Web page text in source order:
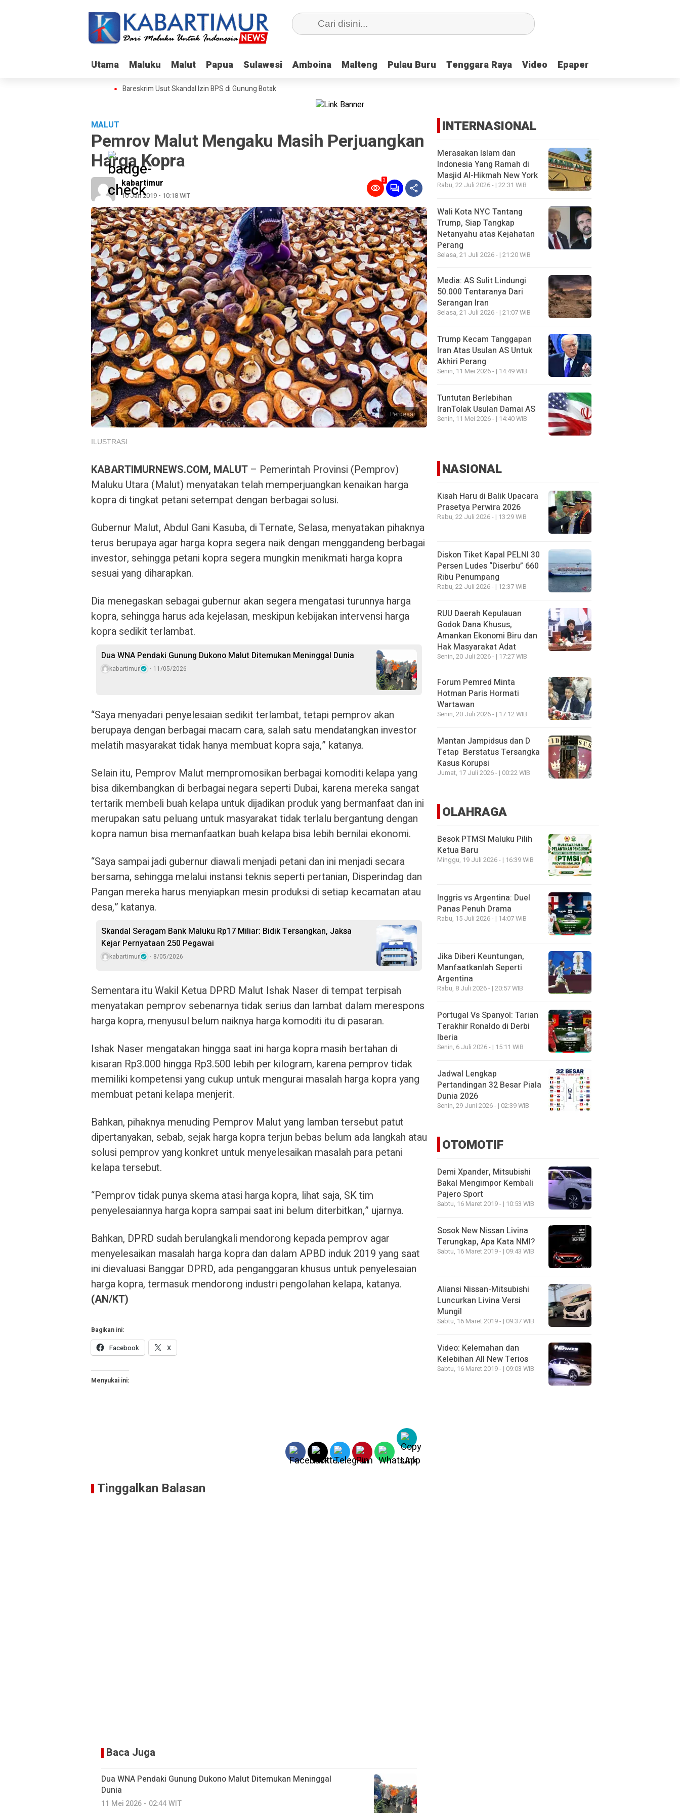
Utama Maluku Malut Papua Sulawesi Amboina Malteng Pulau Buru Tenggara Raya Video Epaper
Utama Maluku Malut Papua Sulawesi Amboina Malteng Pulau Buru Tenggara Raya Video Epaper
Bareskrim Usut Skandal Izin BPS di Gunung Botak
MALUT
Pemrov Malut Mengaku Masih Perjuangkan
Harga Kopra
kabartimur
10 Jan 2019 - 10:18 WIT
3
Perbesar
ILUSTRASI
KABARTIMURNEWS.COM, MALUT – Pemerintah Provinsi (Pemprov)
Maluku Utara (Malut) menyatakan telah memperjuangkan kenaikan harga
kopra di tingkat petani setempat dengan berbagai solusi.
Gubernur Malut, Abdul Gani Kasuba, di Ternate, Selasa, menyatakan pihaknya
terus berupaya agar harga kopra segera naik dengan menggandeng berbagai
investor, sehingga petani kopra segera mungkin menikmati harga kopra
sesuai yang diharapkan.
Dia menegaskan sebagai gubernur akan segera mengatasi turunnya harga
kopra, sehingga harus ada kejelasan, meskipun kebijakan intervensi harga
kopra sedikit terlambat.
Dua WNA Pendaki Gunung Dukono Malut Ditemukan Meninggal Dunia
kabartimur 11/05/2026
“Saya menyadari penyelesaian sedikit terlambat, tetapi pemprov akan
berupaya dengan berbagai macam cara, salah satu mendatangkan investor
melatih masyarakat tidak hanya membuat kopra saja,” katanya.
Selain itu, Pemprov Malut mempromosikan berbagai komoditi kelapa yang
bisa dikembangkan di berbagai negara seperti Dubai, karena mereka sangat
tertarik membeli buah kelapa untuk dijadikan produk yang bermanfaat dan ini
merupakan satu peluang untuk masyarakat tidak terlalu bergantung dengan
kopra namun bisa memanfaatkan buah kelapa bisa lebih bernilai ekonomi.
“Saya sampai jadi gubernur diawali menjadi petani dan ini menjadi secara
bersama, sehingga melalui instansi teknis seperti pertanian, Disperindag dan
Pangan mereka harus menyiapkan mesin produksi di setiap kecamatan atau
desa,” katanya.
Skandal Seragam Bank Maluku Rp17 Miliar: Bidik Tersangkan, Jaksa
Kejar Pernyataan 250 Pegawai
kabartimur 8/05/2026
Sementara itu Wakil Ketua DPRD Malut Ishak Naser di tempat terpisah
menyatakan pemprov sebenarnya tidak serius dan lambat dalam merespons
harga kopra, menyusul belum naiknya harga komoditi itu di pasaran.
Ishak Naser mengatakan hingga saat ini harga kopra masih bertahan di
kisaran Rp3.000 hingga Rp3.500 lebih per kilogram, karena pemprov tidak
memiliki kompetensi yang cukup untuk mengurai masalah harga kopra yang
membuat petani kelapa menjerit.
Bahkan, pihaknya menuding Pemprov Malut yang lamban tersebut patut
dipertanyakan, sebab, sejak harga kopra terjun bebas belum ada langkah atau
solusi pemprov yang konkret untuk menyelesaikan masalah para petani
kelapa tersebut.
“Pemprov tidak punya skema atasi harga kopra, lihat saja, SK tim
penyelesaiannya harga kopra sampai saat ini belum diterbitkan,” ujarnya.
Bahkan, DPRD sudah berulangkali mendorong kepada pemprov agar
menyelesaikan masalah harga kopra dan dalam APBD induk 2019 yang saat
ini dievaluasi Banggar DPRD, ada penganggaran khusus untuk penyelesaian
harga kopra, termasuk mendorong industri pengolahan kelapa, katanya.
(AN/KT)
Bagikan ini:
Facebook X
Menyukai ini:
Tinggalkan Balasan
Baca Juga
Dua WNA Pendaki Gunung Dukono Malut Ditemukan Meninggal
Dunia
11 Mei 2026 - 02:44 WIT
INTERNASIONAL
Merasakan Islam dan
Indonesia Yang Ramah di
Masjid Al-Hikmah New York
Rabu, 22 Juli 2026 - | 22:31 WIB
Wali Kota NYC Tantang
Trump, Siap Tangkap
Netanyahu atas Kejahatan
Perang
Selasa, 21 Juli 2026 - | 21:20 WIB
Media: AS Sulit Lindungi
50.000 Tentaranya Dari
Serangan Iran
Selasa, 21 Juli 2026 - | 21:07 WIB
Trump Kecam Tanggapan
Iran Atas Usulan AS Untuk
Akhiri Perang
Senin, 11 Mei 2026 - | 14:49 WIB
Tuntutan Berlebihan
IranTolak Usulan Damai AS
Senin, 11 Mei 2026 - | 14:40 WIB
NASIONAL
Kisah Haru di Balik Upacara
Prasetya Perwira 2026
Rabu, 22 Juli 2026 - | 13:29 WIB
Diskon Tiket Kapal PELNI 30
Persen Ludes “Diserbu” 660
Ribu Penumpang
Rabu, 22 Juli 2026 - | 12:37 WIB
RUU Daerah Kepulauan
Godok Dana Khusus,
Amankan Ekonomi Biru dan
Hak Masyarakat Adat
Senin, 20 Juli 2026 - | 17:27 WIB
Forum Pemred Minta
Hotman Paris Hormati
Wartawan
Senin, 20 Juli 2026 - | 17:12 WIB
Mantan Jampidsus dan D
Tetap Berstatus Tersangka
Kasus Korupsi
Jumat, 17 Juli 2026 - | 00:22 WIB
OLAHRAGA
Besok PTMSI Maluku Pilih
Ketua Baru
Minggu, 19 Juli 2026 - | 16:39 WIB
Inggris vs Argentina: Duel
Panas Penuh Drama
Rabu, 15 Juli 2026 - | 14:07 WIB
Jika Diberi Keuntungan,
Manfaatkanlah Seperti
Argentina
Rabu, 8 Juli 2026 - | 20:57 WIB
Portugal Vs Spanyol: Tarian
Terakhir Ronaldo di Derbi
Iberia
Senin, 6 Juli 2026 - | 15:11 WIB
Jadwal Lengkap
Pertandingan 32 Besar Piala
Dunia 2026
Senin, 29 Juni 2026 - | 02:39 WIB
OTOMOTIF
Demi Xpander, Mitsubishi
Bakal Mengimpor Kembali
Pajero Sport
Sabtu, 16 Maret 2019 - | 10:53 WIB
Sosok New Nissan Livina
Terungkap, Apa Kata NMI?
Sabtu, 16 Maret 2019 - | 09:43 WIB
Aliansi Nissan-Mitsubishi
Luncurkan Livina Versi
Mungil
Sabtu, 16 Maret 2019 - | 09:37 WIB
Video: Kelemahan dan
Kelebihan All New Terios
Sabtu, 16 Maret 2019 - | 09:03 WIB